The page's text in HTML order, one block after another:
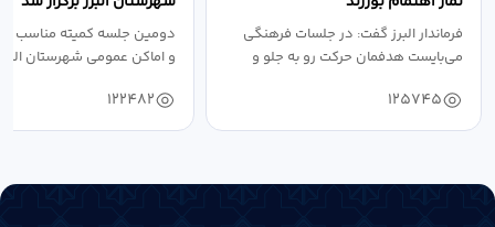
فرماندار البرز گفت: در جلسات فرهنگی
می‌بایست هدفمان حرکت رو به جلو و
125745
دومین جلسه کمیته مناسب
و اماکن عمومی شهرستان
122482